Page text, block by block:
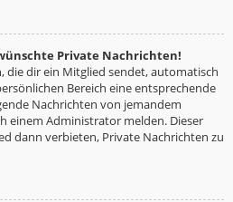
Private Nachrichten!
die dir ein Mitglied sendet, automatisch
Bereich eine entsprechende
Nachrichten von jemandem
einem Administrator melden. Dieser
dann verbieten, Private Nachrichten zu